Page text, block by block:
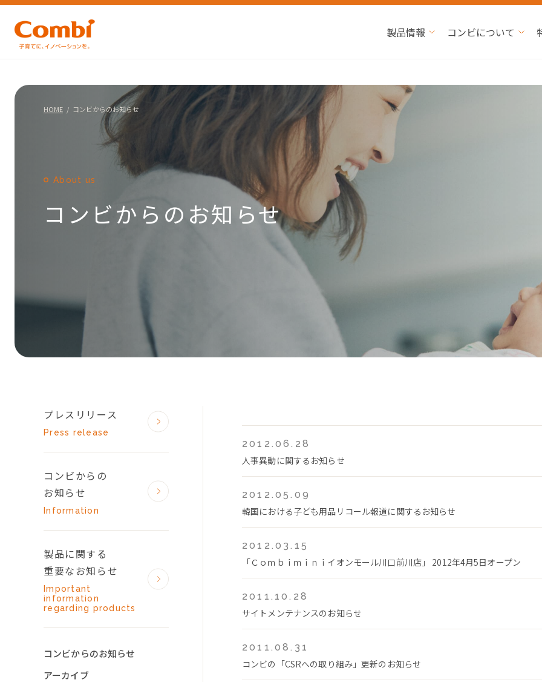
製品情報 コンビについて
HOME コンビからのお知らせ
About us
コンビからのお知らせ
2012.06.28
人事異動に関するお知らせ
2012.05.09
韓国における子ども用品リコール報道に関するお知らせ
2012.03.15
「Ｃｏｍｂｉｍｉｎｉイオンモール川口前川店」 2012年4月5日オープン
2011.10.28
サイトメンテナンスのお知らせ
2011.08.31
コンビの「CSRへの取り組み」更新のお知らせ
プレスリリース
Press release
コンビからの
お知らせ
Information
製品に関する
重要なお知らせ
Important
information
regarding products
コンビからのお知らせ
アーカイブ